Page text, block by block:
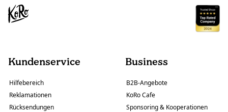
Kundenservice
Hilfebereich
Reklamationen
Rücksendungen
Business
B2B-Angebote
KoRo Cafe
Sponsoring & Kooperationen